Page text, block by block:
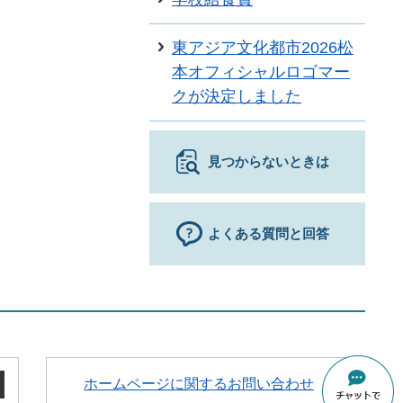
東アジア文化都市2026松
本オフィシャルロゴマー
クが決定しました
見つからないときは
よくある質問と回答
ホームページに関するお問い合わせ